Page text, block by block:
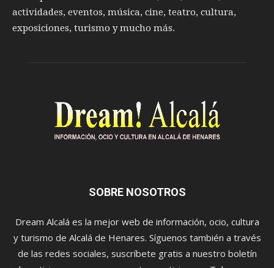
actividades, eventos, música, cine, teatro, cultura,
exposiciones, turismo y mucho más.
SOBRE NOSOTROS
Dream Alcalá es la mejor web de información, ocio, cultura
y turismo de Alcalá de Henares. Síguenos también a través
de las redes sociales, suscríbete gratis a nuestro boletín